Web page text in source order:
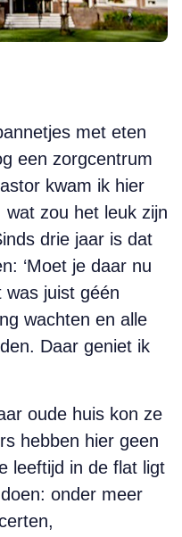
met eten
een zorgcentrum
kwam ik hier
zou het leuk zijn
drie jaar is dat
‘Moet je daar nu
was juist géén
wachten en alle
Daar geniet ik
oude huis kon ze
hebben hier geen
leeftijd in de flat ligt
onder meer